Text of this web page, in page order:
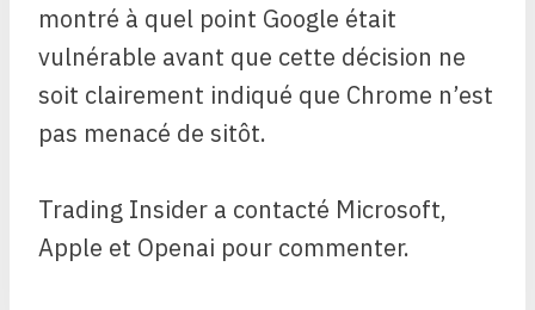
montré à quel point Google était
vulnérable avant que cette décision ne
soit clairement indiqué que Chrome n’est
pas menacé de sitôt.
Trading Insider a contacté Microsoft,
Apple et Openai pour commenter.